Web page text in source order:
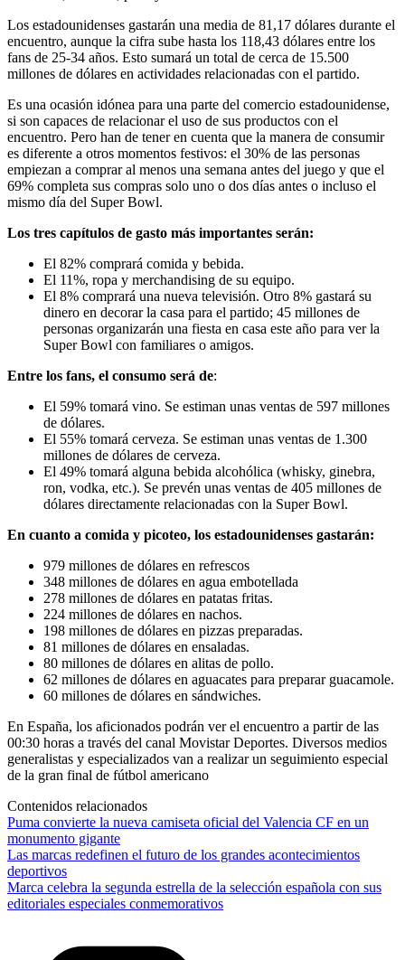
Los estadounidenses gastarán una media de 81,17 dólares durante el
encuentro, aunque la cifra sube hasta los 118,43 dólares entre los
fans de 25-34 años. Esto sumará un total de cerca de 15.500
millones de dólares en actividades relacionadas con el partido.
Es una ocasión idónea para una parte del comercio estadounidense,
si son capaces de relacionar el uso de sus productos con el
encuentro. Pero han de tener en cuenta que la manera de consumir
es diferente a otros momentos festivos: el 30% de las personas
empiezan a comprar al menos una semana antes del juego y que el
69% completa sus compras solo uno o dos días antes o incluso el
mismo día del Super Bowl.
Los tres capítulos de gasto más importantes serán:
El 82% comprará comida y bebida.
El 11%, ropa y merchandising de su equipo.
El 8% comprará una nueva televisión. Otro 8% gastará su
dinero en decorar la casa para el partido; 45 millones de
personas organizarán una fiesta en casa este año para ver la
Super Bowl con familiares o amigos.
Entre los fans, el consumo será de:
El 59% tomará vino. Se estiman unas ventas de 597 millones
de dólares.
El 55% tomará cerveza. Se estiman unas ventas de 1.300
millones de dólares de cerveza.
El 49% tomará alguna bebida alcohólica (whisky, ginebra,
ron, vodka, etc.). Se prevén unas ventas de 405 millones de
dólares directamente relacionadas con la Super Bowl.
En cuanto a comida y picoteo, los estadounidenses gastarán:
979 millones de dólares en refrescos
348 millones de dólares en agua embotellada
278 millones de dólares en patatas fritas.
224 millones de dólares en nachos.
198 millones de dólares en pizzas preparadas.
81 millones de dólares en ensaladas.
80 millones de dólares en alitas de pollo.
62 millones de dólares en aguacates para preparar guacamole.
60 millones de dólares en sándwiches.
En España, los aficionados podrán ver el encuentro a partir de las
00:30 horas a través del canal Movistar Deportes. Diversos medios
generalistas y especializados van a realizar un seguimiento especial
de la gran final de fútbol americano
Contenidos relacionados
Puma convierte la nueva camiseta oficial del Valencia CF en un
monumento gigante
Las marcas redefinen el futuro de los grandes acontecimientos
deportivos
Marca celebra la segunda estrella de la selección española con sus
editoriales especiales conmemorativos